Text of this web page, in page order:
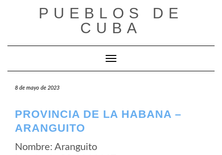
PUEBLOS DE
CUBA
Cambiar modo de navegación
8 de mayo de 2023
PROVINCIA DE LA HABANA –
ARANGUITO
Nombre: Aranguito